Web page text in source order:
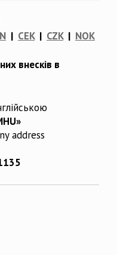
| CEK| CZK| NOK
внесків в
address